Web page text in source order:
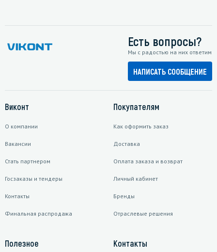
Есть вопросы?
Мы с радостью на них ответим
НАПИСАТЬ СООБЩЕНИЕ
Виконт
О компании
Вакансии
Стать партнером
Госзаказы и тендеры
Контакты
Финальная распродажа
Покупателям
Как оформить заказ
Доставка
Оплата заказа и возврат
Личный кабинет
Бренды
Отраслевые решения
Полезное Контакты